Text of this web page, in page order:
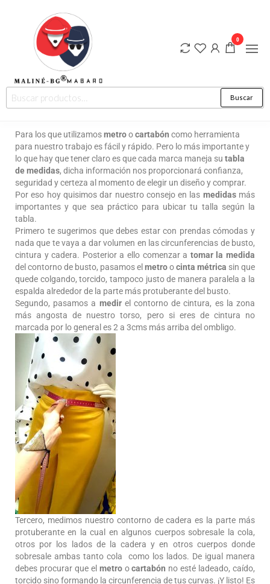
MALINÉ-
BG ®
MABARO
diseño de
autor para
mujer.
"Moda más
Arte…
Estilo que
trasciende"
Buscar
0
Para los que utilizamosmetroocartabón como herramienta
para nuestro trabajo es fácil y rápido. Pero lo más importante y
lo que hay que tener claro es que cada marca maneja su tabla
de medidas, dicha información nos proporcionará confianza,
seguridad y certeza al momento de elegir un diseño y comprar.
Por eso hoy quisimos dar nuestro consejo en las medidas más
importantes y que sea práctico para ubicar tu talla según la
tabla.
Primero te sugerimos que debes estar con prendas cómodas y
nada que te vaya a dar volumen en las circunferencias de busto,
cintura y cadera. Posterior a ello comenzar a tomar la medida
del contorno de busto, pasamos el metroocinta métrica sin que
quede colgando, torcido, tampoco justo de manera paralela a la
espalda alrededor de la parte más protuberante del busto.
Segundo, pasamos a medirel contorno de cintura, es la zona
más angosta de nuestro torso, pero si eres de cintura no
marcada por lo general es 2 a 3cms más arriba del ombligo.
Tercero, medimos nuestro contorno de cadera es la parte más
protuberante en la cual en algunos cuerpos sobresale la cola,
otros por los lados de la cadera y en otros cuerpos donde
sobresale ambas tanto cola como los lados. De igual manera
debes procurar que el metroocartabón no esté ladeado, caído,
torcido sino formando la circunferencia de tus curvas. ¡Y listo! Es